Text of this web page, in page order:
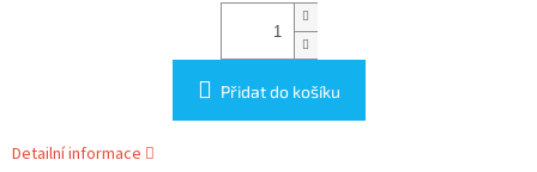
Přidat do košíku
Detailní informace